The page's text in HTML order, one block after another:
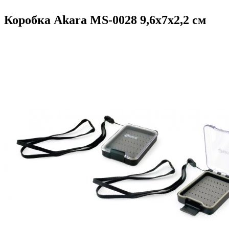
Коробка Akara MS-0028 9,6х7х2,2 см